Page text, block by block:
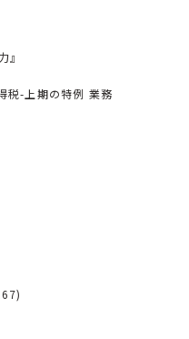
』
税-上期の特例 業務